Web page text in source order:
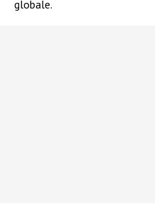
globale.